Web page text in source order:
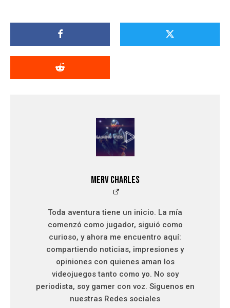
Merv Charles
Toda aventura tiene un inicio. La mía
comenzó como jugador, siguió como
curioso, y ahora me encuentro aquí:
compartiendo noticias, impresiones y
opiniones con quienes aman los
videojuegos tanto como yo. No soy
periodista, soy gamer con voz. Siguenos en
nuestras Redes sociales